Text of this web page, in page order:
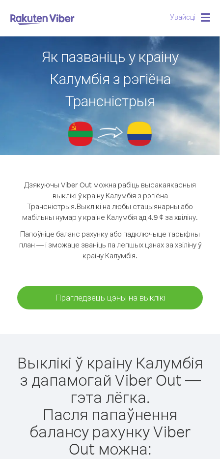
Увайсці
Як пазваніць у краіну
Калумбія з рэгіёна
Трансністрыя
Дзякуючы Viber Out можна рабіць высакаякасныя
выклікі ў краіну Калумбія з рэгіёна
Трансністрыя.Выклікі на любы стацыянарны або
мабільны нумар у краіне Калумбія ад 4.9 ¢ за хвіліну.
Папоўніце баланс рахунку або падключыце тарыфны
план — і зможаце званіць па лепшых цэнах за хвіліну ў
краіну Калумбія.
Прагледзець цэны на выклікі
Выклікі ў краіну Калумбія
з дапамогай Viber Out —
гэта лёгка.
Пасля папаўнення
балансу рахунку Viber
Out можна: